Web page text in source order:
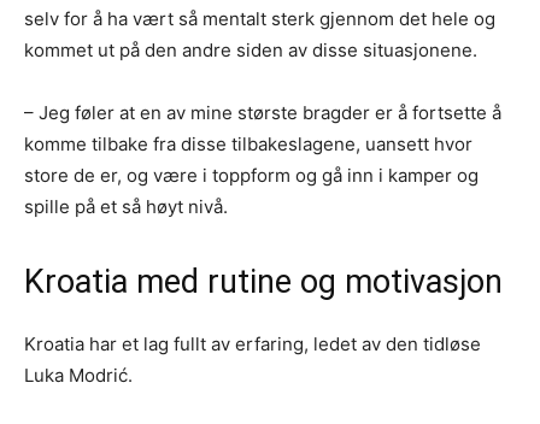
selv for å ha vært så mentalt sterk gjennom det hele og
kommet ut på den andre siden av disse situasjonene.
– Jeg føler at en av mine største bragder er å fortsette å
komme tilbake fra disse tilbakeslagene, uansett hvor
store de er, og være i toppform og gå inn i kamper og
spille på et så høyt nivå.
Kroatia med rutine og motivasjon
Kroatia har et lag fullt av erfaring, ledet av den tidløse
Luka Modrić.